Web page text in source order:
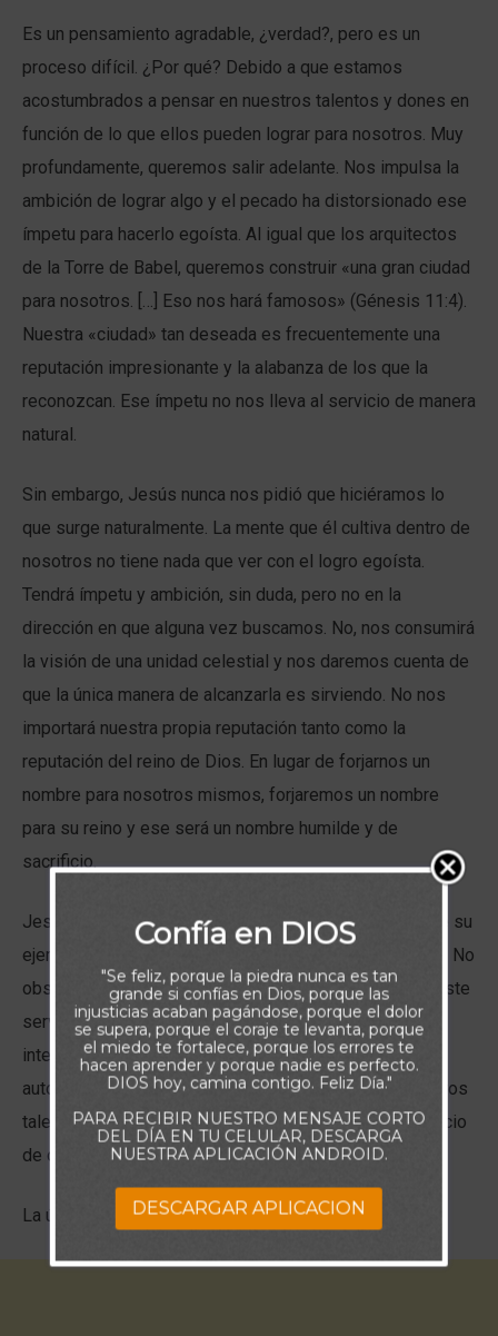
Es un pensamiento agradable, ¿verdad?, pero es un
proceso difícil. ¿Por qué? Debido a que estamos
acostumbrados a pensar en nuestros talentos y dones en
función de lo que ellos pueden lograr para nosotros. Muy
profundamente, queremos salir adelante. Nos impulsa la
ambición de lograr algo y el pecado ha distorsionado ese
ímpetu para hacerlo egoísta. Al igual que los arquitectos
de la Torre de Babel, queremos construir «una gran ciudad
para nosotros. […] Eso nos hará famosos» (Génesis 11:4).
Nuestra «ciudad» tan deseada es frecuentemente una
reputación impresionante y la alabanza de los que la
reconozcan. Ese ímpetu no nos lleva al servicio de manera
natural.
Sin embargo, Jesús nunca nos pidió que hiciéramos lo
que surge naturalmente. La mente que él cultiva dentro de
nosotros no tiene nada que ver con el logro egoísta.
Tendrá ímpetu y ambición, sin duda, pero no en la
dirección en que alguna vez buscamos. No, nos consumirá
la visión de una unidad celestial y nos daremos cuenta de
que la única manera de alcanzarla es sirviendo. No nos
importará nuestra propia reputación tanto como la
reputación del reino de Dios. En lugar de forjarnos un
nombre para nosotros mismos, forjaremos un nombre
para su reino y ese será un nombre humilde y de
sacrificio.
Jesús sirvió a gente pecadora. Podríamos aprender de su
ejemplo. De hecho, tenemos que hacerlo. Es una orden. No
obstante, es una orden con una promesa inesperada: este
servicio es grandeza en el reino de Dios. Así como el
interés propio nos aleja de él y de los demás, el
autosacrificio nos acerca a él. Nuestros dones y nuestros
talentos llegan a ser herramientas útiles para el beneficio
de otros.
La única vida que cuenta es la vida que cuesta.
Confía en DIOS
"Se feliz, porque la piedra nunca es tan
grande si confías en Dios, porque las
injusticias acaban pagándose, porque el dolor
se supera, porque el coraje te levanta, porque
el miedo te fortalece, porque los errores te
hacen aprender y porque nadie es perfecto.
DIOS hoy, camina contigo. Feliz Día."
PARA RECIBIR NUESTRO MENSAJE CORTO
DEL DÍA EN TU CELULAR, DESCARGA
NUESTRA APLICACIÓN ANDROID.
DESCARGAR APLICACION